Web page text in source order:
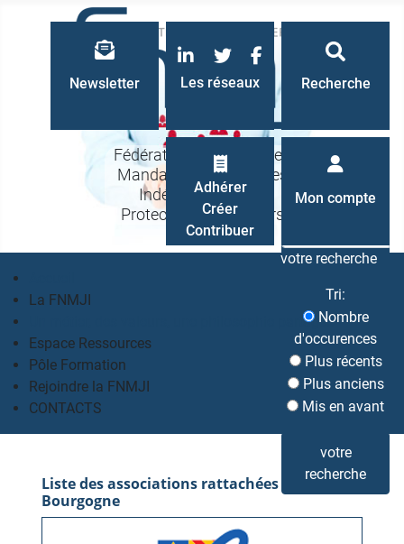
Fédération Nationale des
Mandataires Judiciaires
Indépendants à la
Protection des Majeurs
La FNMJI
Un métier, des valeurs, une philosophie partagés
Espace Ressources
Pôle Formation
Rejoindre la FNMJI
CONTACTS
Recherche
Recherche
votre recherche
Tri:
Nombre
d'occurences
Plus récents
Plus anciens
Mis en avant
votre
recherche
Les réseaux
LinkedInTwitterFacebook
Newsletter
Mon compte
Adhérer
Créer
Contribuer